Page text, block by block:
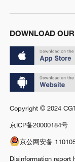
DOWNLOAD
Copyright © 2024
京ICP备20000184号
京公网安备
Disinformation report